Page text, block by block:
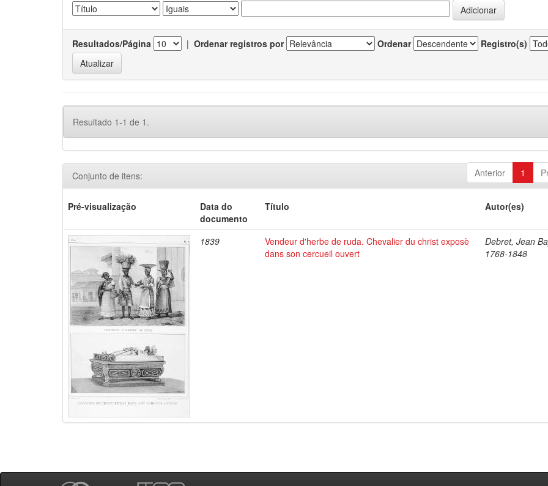
Resultados/Página | Ordenar registros por Ordenar Registro(s)
Resultado 1-1 de 1.
Anterior 1
Conjunto de itens:
Pré-visualização
Data do
documento
Título Autor(es)
1839
Vendeur d'herbe de ruda. Chevalier du christ exposè
dans son cercueil ouvert
Debret, Jean
1768-1848